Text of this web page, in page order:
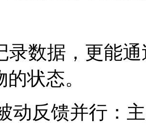
录数据，更能
的状态。
动反馈并行：